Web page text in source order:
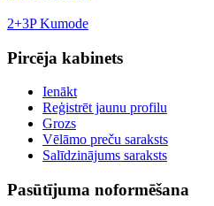
2+3P Kumode
Pircēja kabinets
Ienākt
Reģistrēt jaunu profilu
Grozs
Vēlāmo preču saraksts
Salīdzinājums saraksts
Pasūtījuma noformēšana